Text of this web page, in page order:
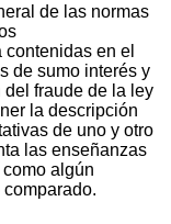
de las normas
en el
de sumo interés y
fraude de la ley
la descripción
de uno y otro
las enseñanzas
algún